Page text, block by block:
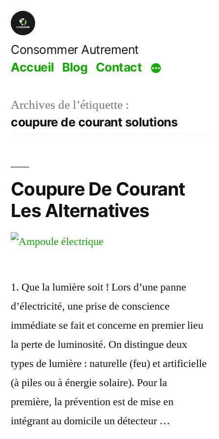
Aller
contenu
Consommer Autrement
Accueil Blog Contact
Archives de l’étiquette :
coupure de courant solutions
Coupure De Courant
Les Alternatives
1. Que la lumière soit ! Lors d’une panne
d’électricité, une prise de conscience
immédiate se fait et concerne en premier lieu
la perte de luminosité. On distingue deux
types de lumière : naturelle (feu) et artificielle
(à piles ou à énergie solaire). Pour la
première, la prévention est de mise en
intégrant au domicile un détecteur …